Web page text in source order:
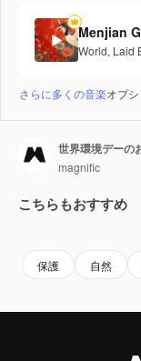
Menjian
World, Laid
さらに多くの音楽オプ
世界環境デーの
magnific
こちらもおすすめ
保護 自然